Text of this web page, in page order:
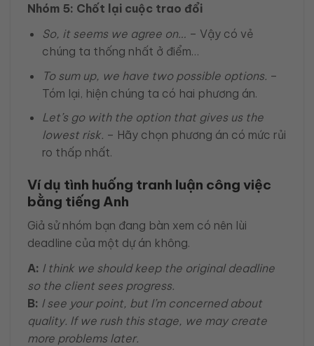
Nhóm 5: Chốt lại cuộc trao đổi
So, it seems we agree on… – Vậy có vẻ
chúng ta thống nhất ở điểm…
To sum up, we have two possible options. –
Tóm lại, hiện chúng ta có hai phương án.
Let’s go with the option that gives us the
lowest risk. – Hãy chọn phương án có mức rủi
ro thấp nhất.
Ví dụ tình huống tranh luận công việc
bằng tiếng Anh
Giả sử nhóm bạn đang bàn xem có nên lùi
deadline của một dự án không.
A: I think we should keep the original deadline
so the client sees progress.
B: I see your point, but I’m concerned about
quality. If we rush this stage, we may create
more problems later.